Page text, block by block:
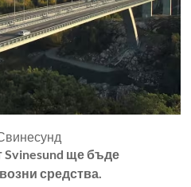
Svinesund ще бъде
средства.